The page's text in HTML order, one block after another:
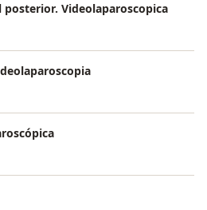
Videolaparoscopica